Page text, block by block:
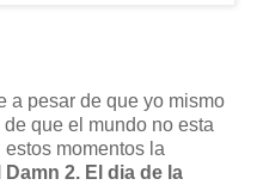
a pesar de que yo mismo
que el mundo no esta
momentos la
Damn 2. El dia de la